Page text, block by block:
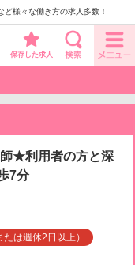
様々な働き方の求人多数！
保存した求人
師★利用者の方と深
7分
は週休2日以上）